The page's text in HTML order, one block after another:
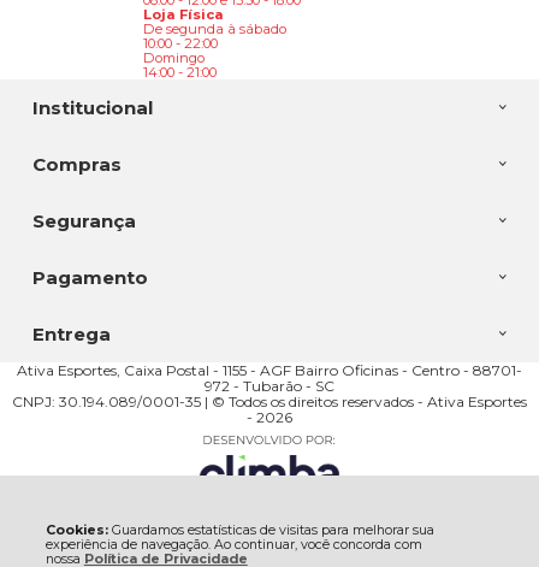
Cookies: Guardamos estatísticas de visitas para melhorar sua
experiência de navegação. Ao continuar, você concorda com
nossa Política de Privacidade
Institucional
Compras
Loja Física
De segunda à sábado
10:00 - 22:00
Domingo
14:00 - 21:00
Segurança
Pagamento
Entrega
Ativa Esportes, Caixa Postal - 1155 - AGF Bairro Oficinas - Centro - 88701-
972 - Tubarão - SC
CNPJ: 30.194.089/0001-35 | © Todos os direitos reservados - Ativa Esportes
- 2026